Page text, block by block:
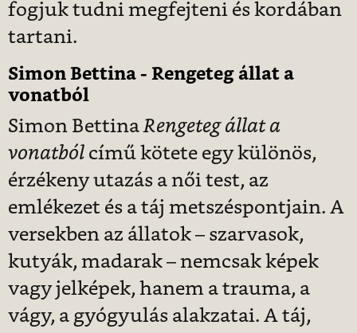
fogjuk tudni megfejteni és kordában
tartani.
Simon Bettina - Rengeteg állat a
vonatból
Simon BettinaRengeteg állat a
vonatból című kötete egy különös,
érzékeny utazás a női test, az
emlékezet és a táj metszéspontjain. A
versekben az állatok – szarvasok,
kutyák, madarak – nemcsak képek
vagy jelképek, hanem a trauma, a
vágy, a gyógyulás alakzatai. A táj,